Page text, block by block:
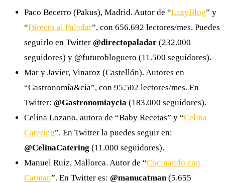
Paco Becerro (Pakus), Madrid. Autor de “LazyBlog” y
“Directo al Paladar”, con 656.692 lectores/mes. Puedes
seguirlo en Twitter @directopaladar (232.000
seguidores) y @futurobloguero (11.500 seguidores).
Mar y Javier, Vinaroz (Castellón). Autores en
“Gastronomía&cia”, con 95.502 lectores/mes. En
Twitter: @Gastronomiaycia (183.000 seguidores).
Celina Lozano, autora de “Baby Recetas” y “Celina
Catering”. En Twitter la puedes seguir en:
@CelinaCatering (11.000 seguidores).
Manuel Ruiz, Mallorca. Autor de “Cocinando con
Catman”. En Twitter es: @manucatman (5.655